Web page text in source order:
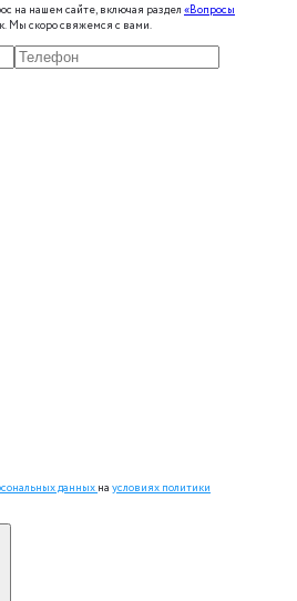
на нашем сайте, включая раздел «Вопросы
Мы скоро свяжемся с вами.
данных на условиях политики